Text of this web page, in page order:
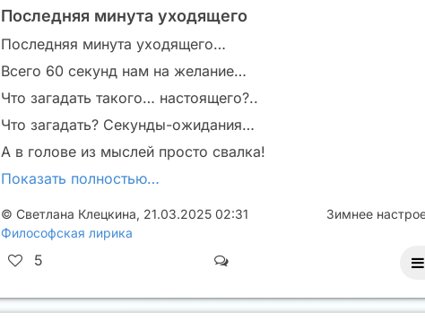
Последняя минута уходящего
Последняя минута уходящего…
Всего 60 секунд нам на желание…
Что загадать такого… настоящего?..
Что загадать? Секунды-ожидания…
А в голове из мыслей просто свалка!
Показать полностью…
© Светлана Клецкина, 21.03.2025 02:31
Философская лирика
Зимнее
5